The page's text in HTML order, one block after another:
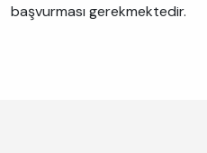
başvurması gerekmektedir.